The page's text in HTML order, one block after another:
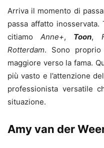
Arriva il momento di
passa affatto
citiamoAnne+, Toon,
Rotterdam. Sono
maggiore verso la fama.
più vasto e l’attenzione
professionista versatile
situazione.
Amy van der